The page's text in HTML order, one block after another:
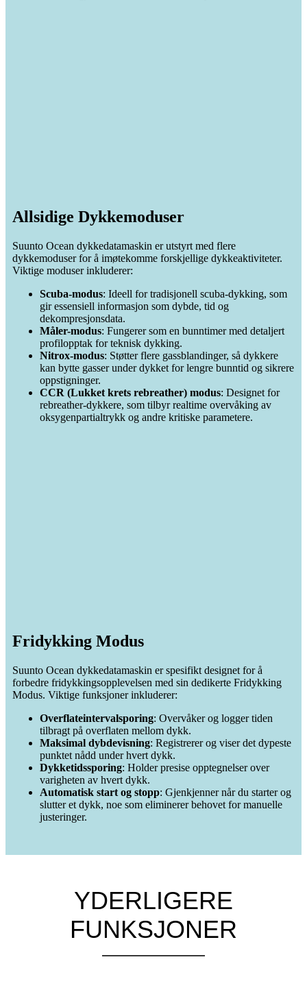
Allsidige Dykkemoduser
Suunto Ocean dykkedatamaskin er utstyrt med flere
dykkemoduser for å imøtekomme forskjellige dykkeaktiviteter.
Viktige moduser inkluderer:
Scuba-modus: Ideell for tradisjonell scuba-dykking, som
gir essensiell informasjon som dybde, tid og
dekompresjonsdata.
Måler-modus: Fungerer som en bunntimer med detaljert
profilopptak for teknisk dykking.
Nitrox-modus: Støtter flere gassblandinger, så dykkere
kan bytte gasser under dykket for lengre bunntid og sikrere
oppstigninger.
CCR (Lukket krets rebreather) modus: Designet for
rebreather-dykkere, som tilbyr realtime overvåking av
oksygenpartialtrykk og andre kritiske parametere.
Fridykking Modus
Suunto Ocean dykkedatamaskin er spesifikt designet for å
forbedre fridykkingsopplevelsen med sin dedikerte Fridykking
Modus. Viktige funksjoner inkluderer:
Overflateintervalsporing: Overvåker og logger tiden
tilbragt på overflaten mellom dykk.
Maksimal dybdevisning: Registrerer og viser det dypeste
punktet nådd under hvert dykk.
Dykketidssporing: Holder presise opptegnelser over
varigheten av hvert dykk.
Automatisk start og stopp: Gjenkjenner når du starter og
slutter et dykk, noe som eliminerer behovet for manuelle
justeringer.
YDERLIGERE
FUNKSJONER